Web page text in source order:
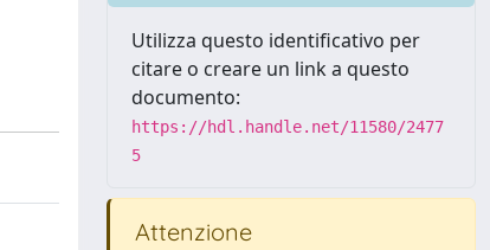
Utilizza questo identificativo per
citare o creare un link a questo
documento:
https://hdl.handle.net/11580/2477
5
Attenzione